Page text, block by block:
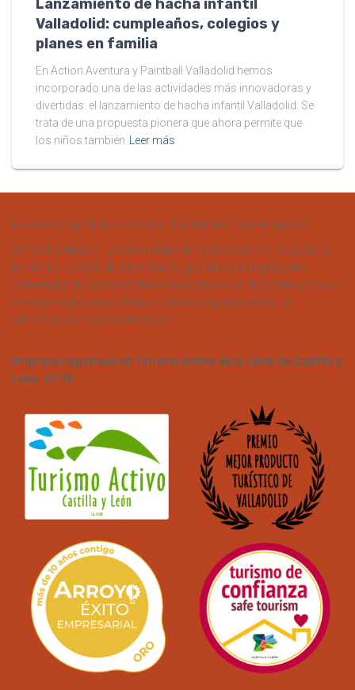
Lanzamiento de hacha infantil
Valladolid: cumpleaños, colegios y
planes en familia
En Action Aventura y Paintball Valladolid hemos
incorporado una de las actividades más innovadoras y
divertidas: el lanzamiento de hacha infantil Valladolid. Se
trata de una propuesta pionera que ahora permite que
los niños también Leer más
Horario de apertura: Todos los días del año, bajo cita previa.
Action Paintball S.L, como Centro de Turismo Activo se ajusta al
DECRETO 7/2021, de 11 de marzo, por el que se regulan las
actividades de turismo activo en la Comunidad de Castilla y León, y
cuenta con personal técnico cualificado para realizar las
diferentes actividades ofertadas.
Empresa registrada en Turismo Activo de la Junta de Castilla y
León. 47/10